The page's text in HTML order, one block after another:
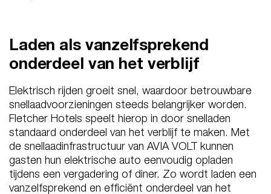
Laden als vanzelfsprekend
onderdeel van het verblijf
Elektrisch rijden groeit snel, waardoor betrouwbare
snellaadvoorzieningen steeds belangrijker worden.
Fletcher Hotels speelt hierop in door snelladen
standaard onderdeel van het verblijf te maken. Met
de snellaadinfrastructuur van AVIA VOLT kunnen
gasten hun elektrische auto eenvoudig opladen
tijdens een vergadering of diner. Zo wordt laden een
vanzelfsprekend en efficiënt onderdeel van het